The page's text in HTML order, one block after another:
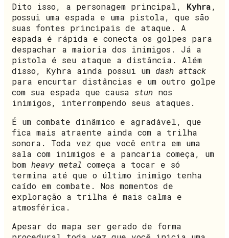
Dito isso, a personagem principal, Kyhra,
possui uma espada e uma pistola, que são
suas fontes principais de ataque. A
espada é rápida e conecta os golpes para
despachar a maioria dos inimigos. Já a
pistola é seu ataque a distância. Além
disso, Kyhra ainda possui um dash attack
para encurtar distâncias e um outro golpe
com sua espada que causa stun nos
inimigos, interrompendo seus ataques.
É um combate dinâmico e agradável, que
fica mais atraente ainda com a trilha
sonora. Toda vez que você entra em uma
sala com inimigos e a pancaria começa, um
bom heavy metal começa a tocar e só
termina até que o último inimigo tenha
caído em combate. Nos momentos de
exploração a trilha é mais calma e
atmosférica.
Apesar do mapa ser gerado de forma